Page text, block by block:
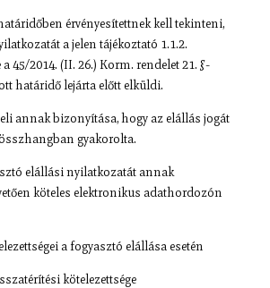
érvényesítettnek kell tekinteni,
a jelen tájékoztató 1.1.2.
45/2014. (II. 26.) Korm. rendelet 21. §-
határidő lejárta előtt elküldi.
annak bizonyítása, hogy az elállás jogát
gyakorolta.
elállási nyilatkozatát annak
köteles elektronikus adathordozón
a fogyasztó elállása esetén
kötelezettsége